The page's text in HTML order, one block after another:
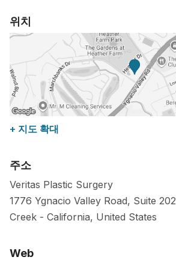
위치
+ 지도 확대
주소
Veritas Plastic Surgery
1776 Ygnacio Valley Road, Suite 202
Creek - California, United States
Web